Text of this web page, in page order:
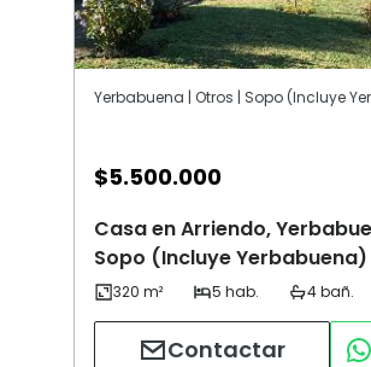
$5.500.000
Casa en Arriendo,
Sopo (Incluye Yerbabuena)
Contactar